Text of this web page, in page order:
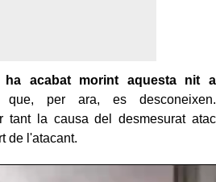
ha acabat morint aquesta nit a
per ara, es desconeixen.
tant la causa del desmesurat atac
de l'atacant.